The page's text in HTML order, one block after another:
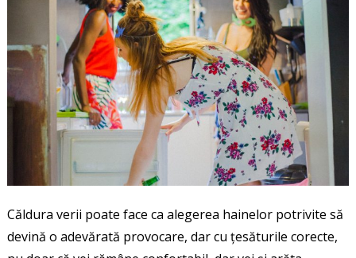
Căldura verii poate face ca alegerea hainelor potrivite să
devină o adevărată provocare, dar cu țesăturile corecte,